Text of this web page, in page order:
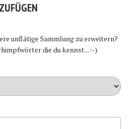
unflätige Sammlung zu erweitern?
die du kennst... :-)